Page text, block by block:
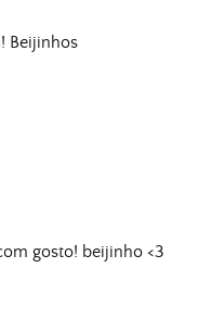
Beijinhos
gosto! beijinho <3